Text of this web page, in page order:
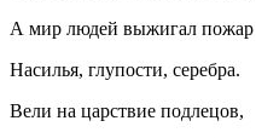
А мир людей выжигал пожар
Насилья, глупости, серебра.
Вели на царствие подлецов,